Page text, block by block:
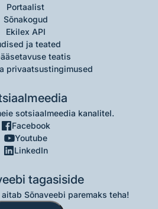
Portaalist
Sõnakogud
Ekilex API
ja teated
teatis
privaatsustingimused
sotsiaalmeedia kanalitel.
Facebook
Youtube
LinkedIn
tagasiside
Sõnaveebi paremaks teha!